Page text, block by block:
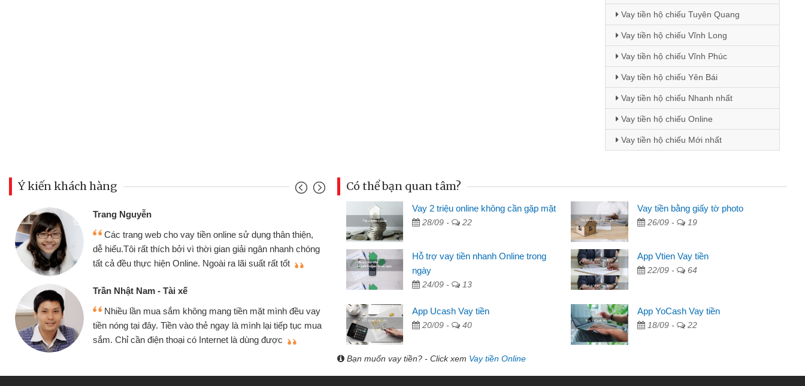
Vay tiền hộ chiếu Tuyên Quang
Vay tiền hộ chiếu Vĩnh Long
Vay tiền hộ chiếu Vĩnh Phúc
Vay tiền hộ chiếu Yên Bái
Vay tiền hộ chiếu Nhanh nhất
Vay tiền hộ chiếu Online
Vay tiền hộ chiếu Mới nhất
Ý kiến khách hàng
thân thiện,
nhanh chóng
rất tốt
mình đều vay
lại tiếp tục mua
được
Mình cần tiền gấp nên định cầm cố chiếc xe wave
nhưng thật may đã có gói vay tiền bằng CMND online
không cần gặp mặt nên rất tiện lợi, sẽ giới thiệu cho bạn
Tôi kinh doanh buôn bán nhỏ lẻ nhiều lúc cần vốn nhập
hàng, nhờ biết đến website qua bạn bè giới thiệu tôi đã giải
quyết được công việc của mình nhanh chóng
Mai Lan - Sinh viên
Tôi biết đến thông qua quảng cáo trên facebook. Tôi là
sinh viên nên cần đóng tiền nhà, sinh nhật bạn bè, mà đọc
thấy thủ tục nhanh gọn nên tôi quyết định vay
Mất 2 tuần các ngân hàng không ai cho vay. Trong khi
cần có 2 triệu để giải quyết việc riêng, trong 1-2 ngày tôi trả
được thôi. Cảm ơn đã giúp tôi kịp thời và nhanh chóng
Có thể bạn quan tâm?
Vay 2 triệu online không cần gặp mặt
28/09 - 22
Vay tiền bằng giấy tờ photo
26/09 - 19
Hỗ trợ vay tiền nhanh Online trong
ngày
24/09 - 13
App Vtien Vay tiền
22/09 - 64
App Ucash Vay tiền
20/09 - 40
App YoCash Vay tiền
18/09 - 22
Bạn muốn vay tiền? - Click xem Vay tiền Online